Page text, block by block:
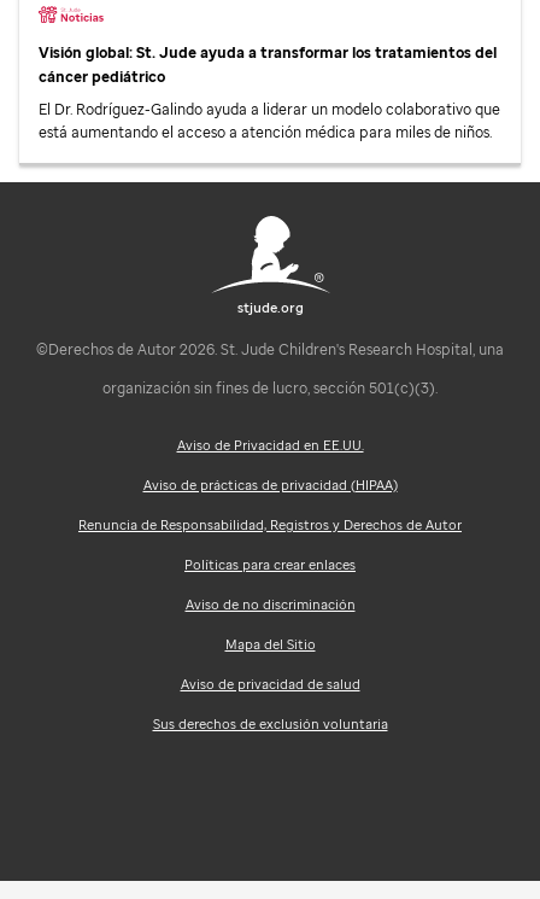
Visión global:St. Judeayuda a transformar los tratamientos del
cáncer pediátrico
El Dr. Rodríguez-Galindo ayuda a liderar un modelo colaborativo que
está aumentando el acceso a atención médica para miles de niños.
stjude.org
©Derechos de Autor 2026. St. Jude Children's Research Hospital, una
organización sin fines de lucro, sección 501(c)(3).
Aviso de Privacidad en EE.UU.
Aviso de prácticas de privacidad (HIPAA)
Renuncia de Responsabilidad, Registros y Derechos de Autor
Políticas para crear enlaces
Aviso de no discriminación
Mapa del Sitio
Aviso de privacidad de salud
Sus derechos de exclusión voluntaria